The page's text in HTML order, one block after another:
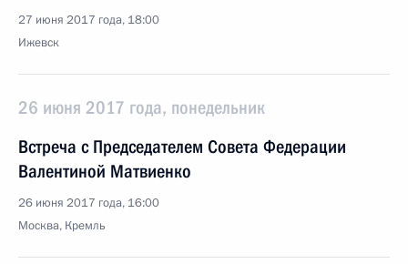
27 июня 2017 года, 18:00
Ижевск
26 июня 2017 года, понедельник
Встреча с Председателем Совета Федерации
Валентиной Матвиенко
26 июня 2017 года, 16:00
Москва, Кремль